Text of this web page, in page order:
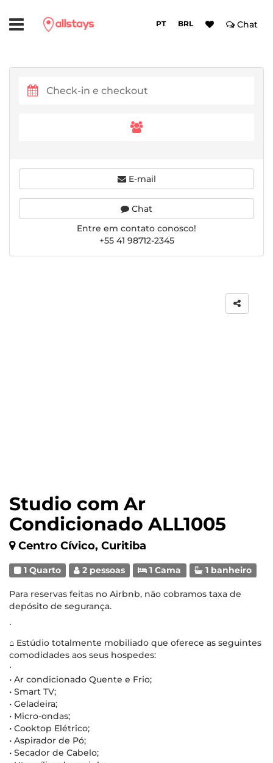
PT BRL Chat
Studio com Ar
Condicionado ALL1005
Centro Cívico, Curitiba
1 Quarto 2 pessoas 1 Cama 1 banheiro
Para reservas feitas no Airbnb, não cobramos taxa de
depósito de segurança.
∙
⌂ Estúdio totalmente mobiliado que oferece as seguintes
comodidades aos seus hospedes:
∙
• Ar condicionado Quente e Frio;
• Smart TV;
• Geladeira;
• Micro-ondas;
• Cooktop Elétrico;
• Aspirador de Pó;
• Secador de Cabelo;
E-mail
Chat
Entre em contato conosco!
+55 41 98712-2345